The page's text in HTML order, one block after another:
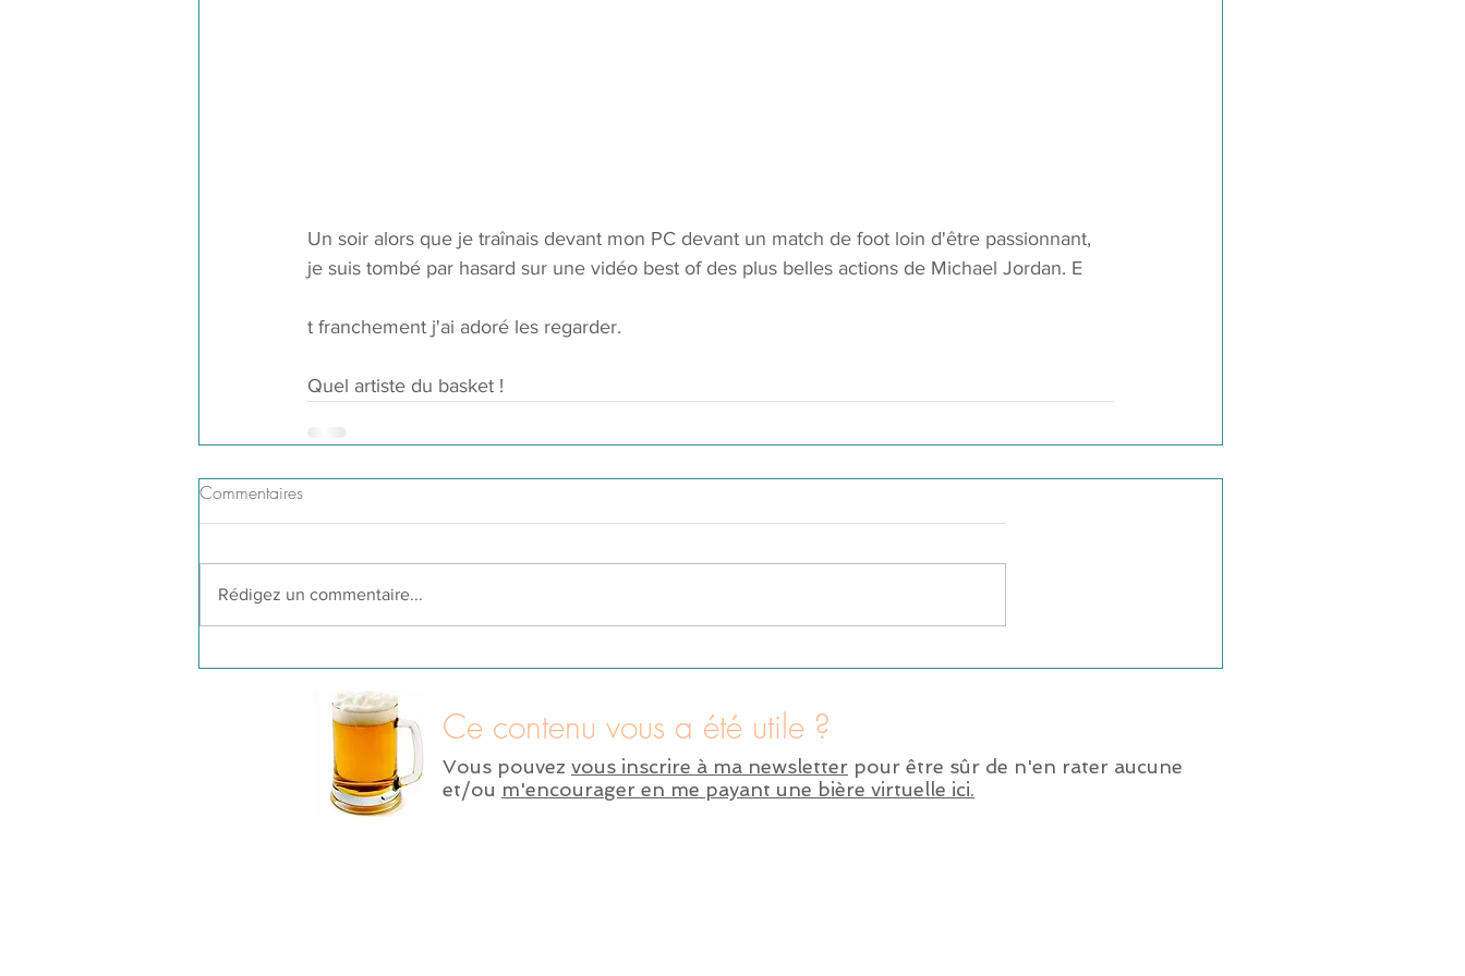
Un soir alors que je traînais devant mon PC devant un match de foot loin d'être passionnant,
je suis tombé par hasard sur une vidéo best of des plus belles actions de Michael Jordan. E
t franchement j'ai adoré les regarder.
Quel artiste du basket !
Commentaires
Rédigez un commentaire...
Ce contenu vous a été utile ?
Vous pouvez vous inscrire à ma newsletter pour être sûr de n'en rater aucune
et/ou m'encourager en me payant une bière virtuelle ici.